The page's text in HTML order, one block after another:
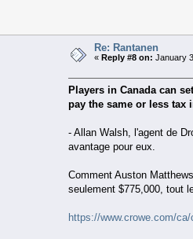
Re: Rantanen
« Reply #8 on: January
Players in Canada can
pay the same or less tax
- Allan Walsh, l'agent de
avantage pour eux.
Comment Auston
seulement $775,000, tout
https://www.crowe.com/